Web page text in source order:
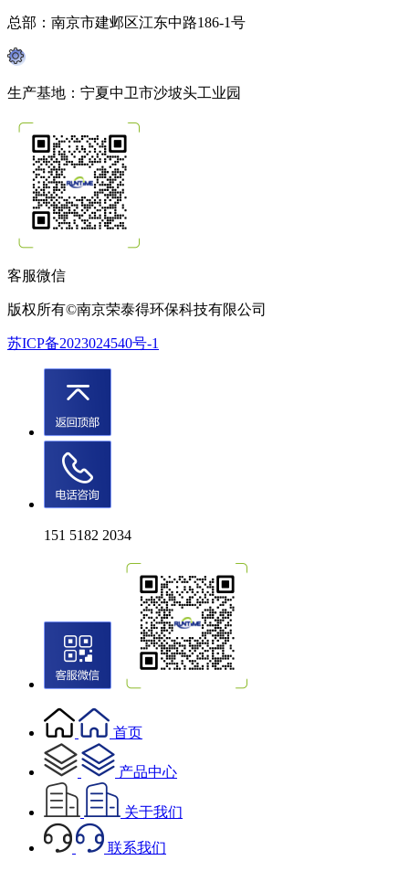
总部：南京市建邺区江东中路186-1号
生产基地：宁夏中卫市沙坡头工业园
客服微信
版权所有©南京荣泰得环保科技有限公司
苏ICP备2023024540号-1
151 5182 2034
首页
产品中心
关于我们
联系我们